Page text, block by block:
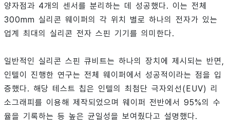
양자점과 4개의 센서를 분리하는 데 성공했다. 이는 전체
300mm 실리콘 웨이퍼의 각 위치 별로 하나의 전자가 있는
업계 최대의 실리콘 전자 스핀 기기를 의미한다.
일반적인 실리콘 스핀 큐비트는 하나의 장치에 제시되는 반면,
인텔이 진행한 연구는 전체 웨이퍼에서 성공적이라는 점을 입
증했다. 해당 테스트 칩은 인텔의 최첨단 극자외선(EUV) 리
소그래피를 이용해 제작되었으며 웨이퍼 전반에서 95%의 수
율을 기록하는 등 높은 균일성을 보여줬다고 설명했다.